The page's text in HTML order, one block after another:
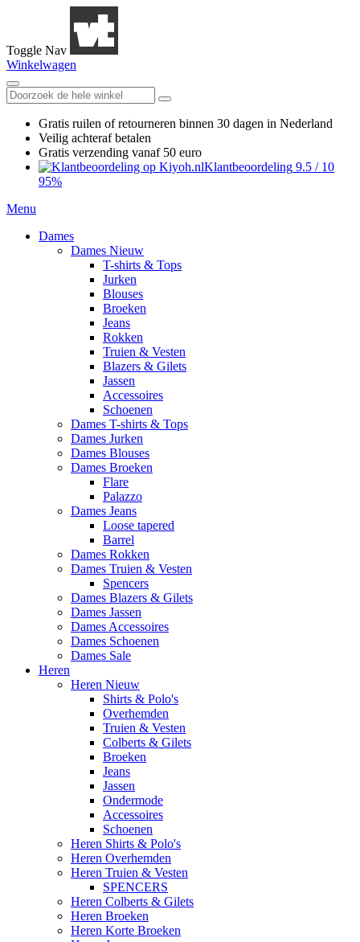
Toggle Nav
Winkelwagen
Gratis ruilen of retourneren binnen 30 dagen in Nederland
Veilig achteraf betalen
Gratis verzending vanaf 50 euro
Klantbeoordeling 9.5 / 10
95%
Menu
Dames
Dames Nieuw
T-shirts & Tops
Jurken
Blouses
Broeken
Jeans
Rokken
Truien & Vesten
Blazers & Gilets
Jassen
Accessoires
Schoenen
Dames T-shirts & Tops
Dames Jurken
Dames Blouses
Dames Broeken
Flare
Palazzo
Dames Jeans
Loose tapered
Barrel
Dames Rokken
Dames Truien & Vesten
Spencers
Dames Blazers & Gilets
Dames Jassen
Dames Accessoires
Dames Schoenen
Dames Sale
Heren
Heren Nieuw
Shirts & Polo's
Overhemden
Truien & Vesten
Colberts & Gilets
Broeken
Jeans
Jassen
Ondermode
Accessoires
Schoenen
Heren Shirts & Polo's
Heren Overhemden
Heren Truien & Vesten
SPENCERS
Heren Colberts & Gilets
Heren Broeken
Heren Korte Broeken